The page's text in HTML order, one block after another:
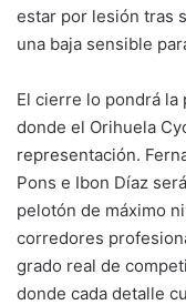
estar por lesión tras
una baja sensible
El cierre lo pondrá
donde el Orihuela
representación.
Pons e Ibon Díaz
pelotón de máximo
corredores
grado real de
donde cada detalle